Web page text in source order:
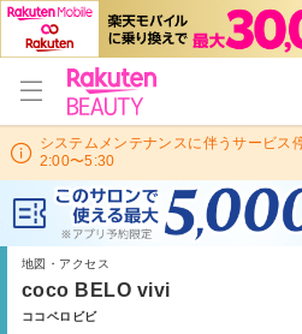
システムメンテナンスに伴うサービス
2:00〜5:30
地図・アクセス
coco BELO vivi
ココベロビビ